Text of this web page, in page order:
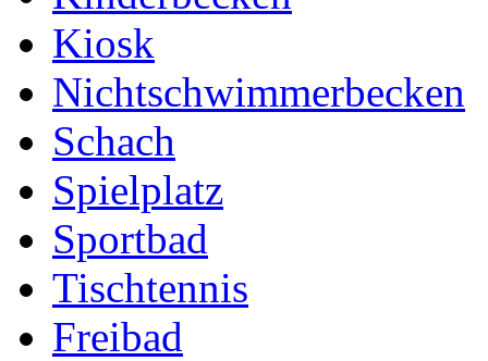
Kiosk
Nichtschwimmerbecken
Schach
Spielplatz
Sportbad
Tischtennis
Freibad